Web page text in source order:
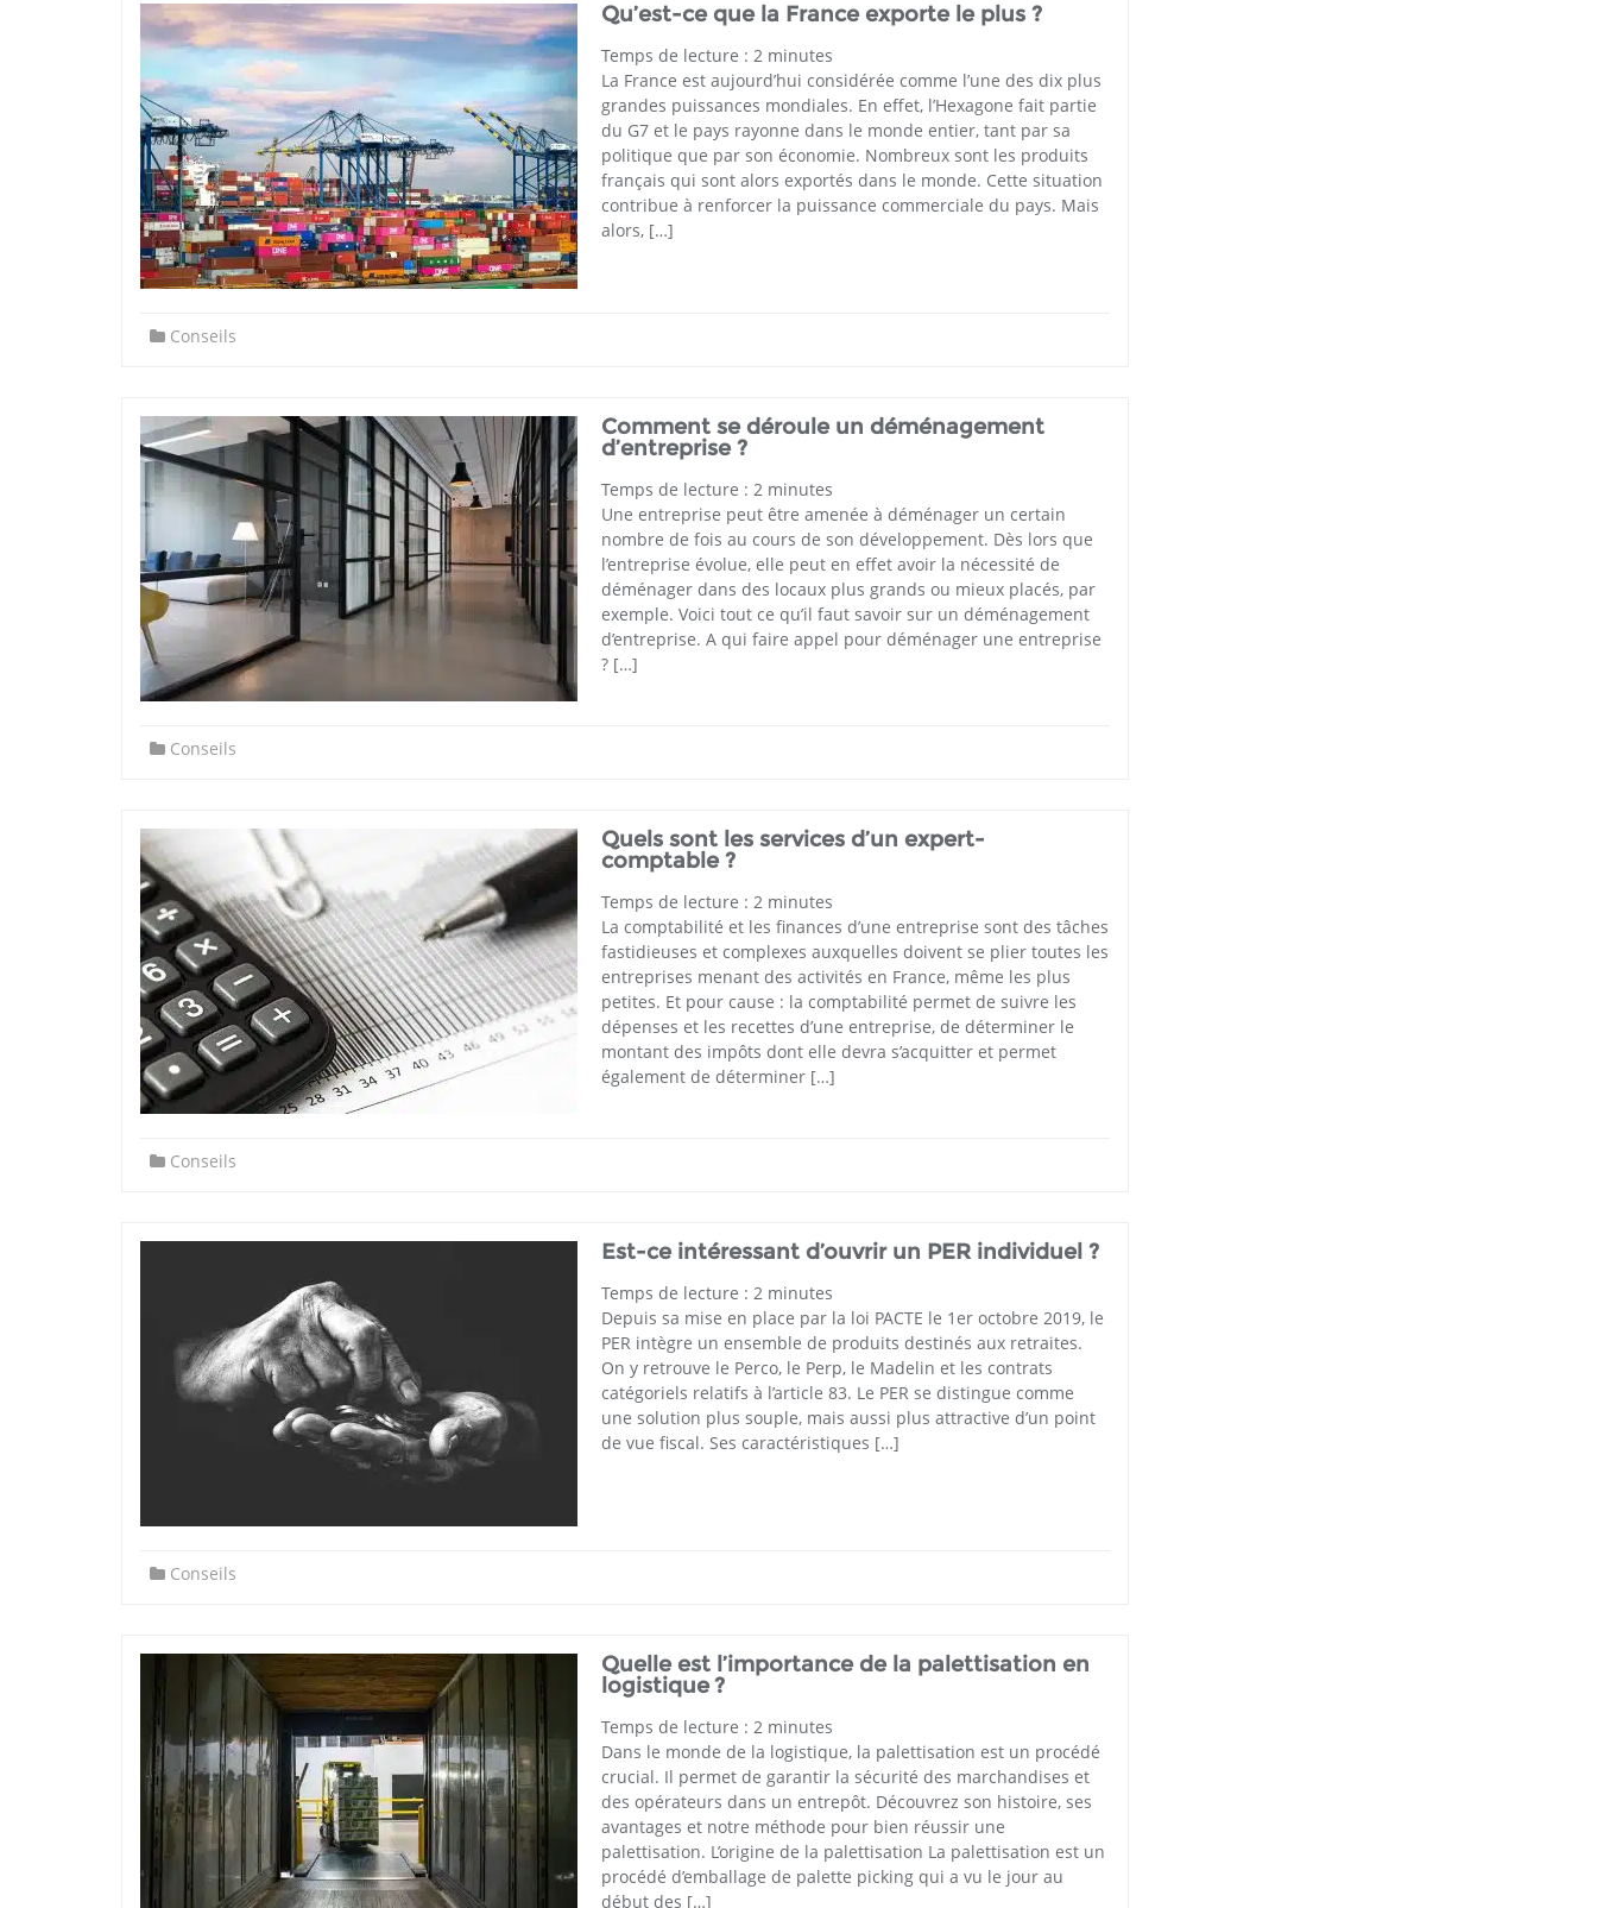
Qu’est-ce que la France exporte le plus ?
Temps de lecture : 2 minutes
La France est aujourd’hui considérée comme l’une des dix plus
grandes puissances mondiales. En effet, l’Hexagone fait partie
du G7 et le pays rayonne dans le monde entier, tant par sa
politique que par son économie. Nombreux sont les produits
français qui sont alors exportés dans le monde. Cette situation
contribue à renforcer la puissance commerciale du pays. Mais
alors, […]
Conseils
Comment se déroule un déménagement
d’entreprise ?
Temps de lecture : 2 minutes
Une entreprise peut être amenée à déménager un certain
nombre de fois au cours de son développement. Dès lors que
l’entreprise évolue, elle peut en effet avoir la nécessité de
déménager dans des locaux plus grands ou mieux placés, par
exemple. Voici tout ce qu’il faut savoir sur un déménagement
d’entreprise. A qui faire appel pour déménager une entreprise
? […]
Conseils
Quels sont les services d’un expert-
comptable ?
Temps de lecture : 2 minutes
La comptabilité et les finances d’une entreprise sont des tâches
fastidieuses et complexes auxquelles doivent se plier toutes les
entreprises menant des activités en France, même les plus
petites. Et pour cause : la comptabilité permet de suivre les
dépenses et les recettes d’une entreprise, de déterminer le
montant des impôts dont elle devra s’acquitter et permet
également de déterminer […]
Conseils
Est-ce intéressant d’ouvrir un PER individuel ?
Temps de lecture : 2 minutes
Depuis sa mise en place par la loi PACTE le 1er octobre 2019, le
PER intègre un ensemble de produits destinés aux retraites.
On y retrouve le Perco, le Perp, le Madelin et les contrats
catégoriels relatifs à l’article 83. Le PER se distingue comme
une solution plus souple, mais aussi plus attractive d’un point
de vue fiscal. Ses caractéristiques […]
Conseils
Quelle est l’importance de la palettisation en
logistique ?
Temps de lecture : 2 minutes
Dans le monde de la logistique, la palettisation est un procédé
crucial. Il permet de garantir la sécurité des marchandises et
des opérateurs dans un entrepôt. Découvrez son histoire, ses
avantages et notre méthode pour bien réussir une
palettisation. L’origine de la palettisation La palettisation est un
procédé d’emballage de palette picking qui a vu le jour au
début des […]